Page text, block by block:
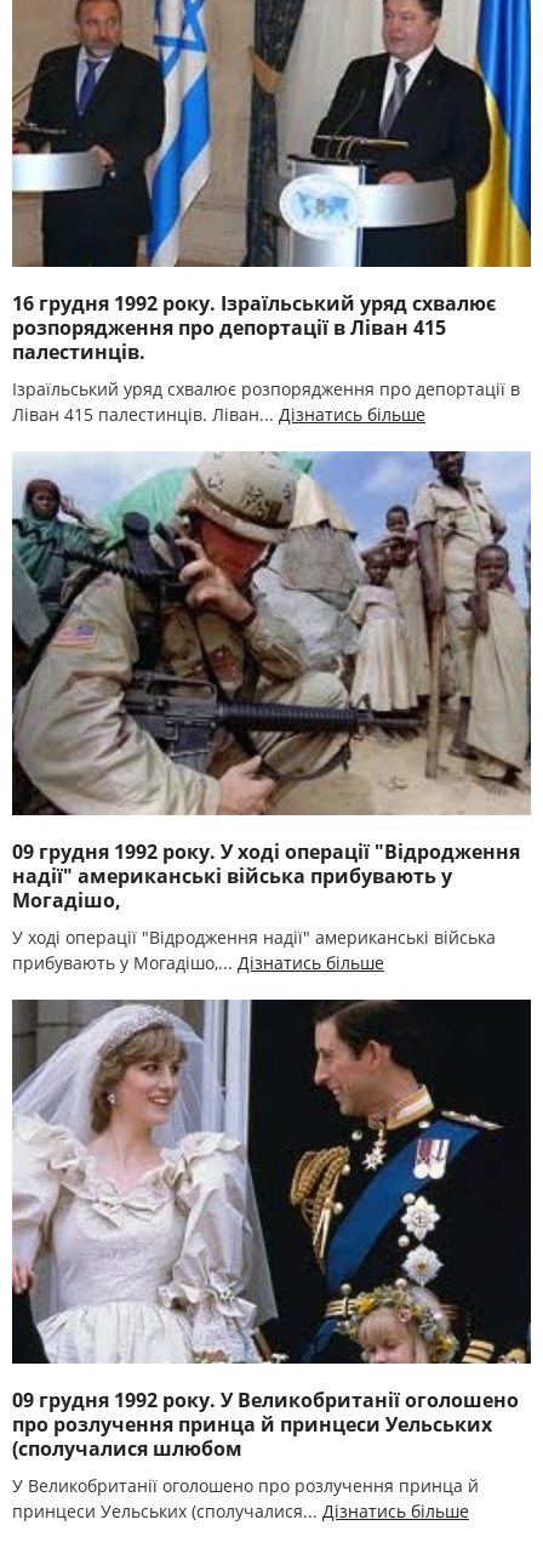
16 грудня 1992 року. Ізраїльський уряд схвалює
розпорядження про депортації в Ліван 415
палестинців.
Ізраїльський уряд схвалює розпорядження про депортації в
Ліван 415 палестинців. Ліван... Дізнатись більше
09 грудня 1992 року. У ході операції "Відродження
надії" американські війська прибувають у
Могадішо,
У ході операції "Відродження надії" американські війська
прибувають у Могадішо,... Дізнатись більше
09 грудня 1992 року. У Великобританії оголошено
про розлучення принца й принцеси Уельських
(сполучалися шлюбом
У Великобританії оголошено про розлучення принца й
принцеси Уельських (сполучалися... Дізнатись більше